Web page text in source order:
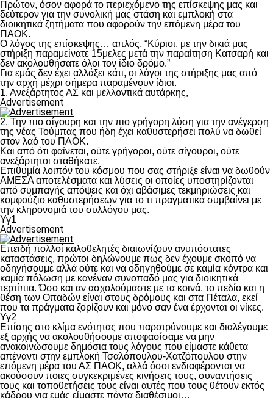
Πρώτον, όσον αφορά το περιεχόμενο της επίσκεψης μας και
δεύτερον για την συνολική μας στάση και εμπλοκή στα
διοικητικά ζητήματα που αφορούν την επόμενη μέρα του
ΠΑΟΚ.
Ο λόγος της επίσκεψης… απλός, “Κύριοι, με την δικιά μας
στήριξη παραμείνατε 15μελες μετά την παραίτηση Κατσαρή και
δεν ακολουθήσατε όλοι τον ίδιο δρόμο.”
Για εμάς δεν έχει αλλάξει κάτι, οι λόγοι της στήριξης μας από
την αρχή μέχρι σήμερα παραμένουν ίδιοι.
1. Ανεξάρτητος ΑΣ και μελλοντικά αυτάρκης,
Advertisement
2. Την πιο σίγουρη και την πιο γρήγορη λύση για την ανέγερση
της νέας Τούμπας που ήδη έχει καθυστερήσει πολύ να δωθεί
στον λαό του ΠΑΟΚ.
Και από ότι φαίνεται, ούτε γρήγοροι, ούτε σίγουροι, ούτε
ανεξάρτητοι σταθήκατε.
Επιθυμία λοιπόν του κόσμου που σας στήριξε είναι να δωθούν
ΑΜΕΣΑ αποτελέσματα και λύσεις οι οποίες υποστηρίζονται
από συμπαγής απόψεις και όχι αβάσιμες τεκμηριώσεις και
κομφούζιο καθυστερήσεων για το τι πραγματικά συμβαίνει με
την κληρονομιά του συλλόγου μας.
Υγ1
Advertisement
Επειδή πολλοί καλοθελητές διαιωνίζουν ανυπόστατες
καταστάσεις, πρώτοι δηλώνουμε πως δεν έχουμε σκοπό να
οδηγήσουμε αλλά ούτε και να οδηγηθούμε σε καμία κόντρα και
καμία πόλωση με κανέναν συνοπαδό μας για διοικητικά
τερτίπια. Όσο και αν ασχολούμαστε με τα κοινά, το πεδίο και η
θέση των Οπαδών είναι στους δρόμους και στα Πέταλα, εκεί
που τα πράγματα ζορίζουν και μόνο σαν ένα έρχονται οι νίκες.
Υγ2
Επίσης στο κλίμα ενότητας που παροτρύνουμε και διαλέγουμε
εξ αρχής να ακολουθήσουμε αποφασίσαμε να μην
ανακοινώσουμε δημόσια τους λόγους που είμαστε κάθετα
απέναντι στην εμπλοκή Τσαλόπουλου-Χατζόπουλου στην
επόμενη μέρα του ΑΣ ΠΑΟΚ, αλλά όσοι ενδιαφέρονται να
ακούσουν ποιες συγκεκριμένες κινήσεις τους, συναντήσεις
τους και τοποθετήσεις τους είναι αυτές που τους θέτουν εκτός
κάδρου για εμάς είμαστε πάντα διαθέσιμοι…